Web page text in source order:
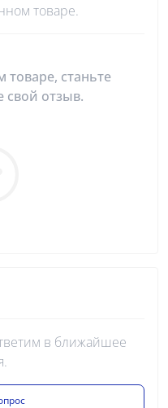
товаре.
товаре, станьте
свой отзыв.
в ближайшее